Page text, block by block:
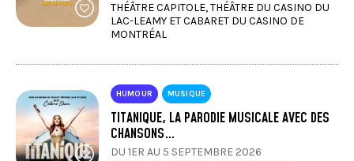
THÉÂTRE CAPITOLE, THÉÂTRE DU CASINO DU
LAC-LEAMY ET CABARET DU CASINO DE
MONTRÉAL
HUMOUR MUSIQUE
TITANIQUE, LA PARODIE MUSICALE AVEC DES
CHANSONS…
DU 1ER AU 5 SEPTEMBRE 2026